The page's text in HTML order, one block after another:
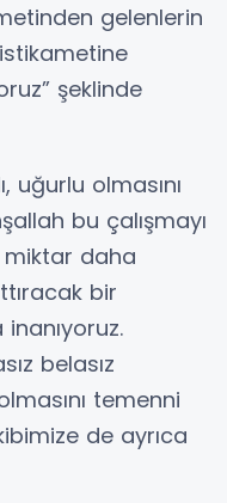
gelenlerin
şeklinde
uğurlu olmasını
bu çalışmayı
daha
bir
belasız
temenni
de ayrıca